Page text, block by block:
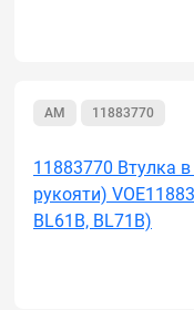
AM 11883770
11883770 Втулка
рукояти)
BL61B, BL71B)